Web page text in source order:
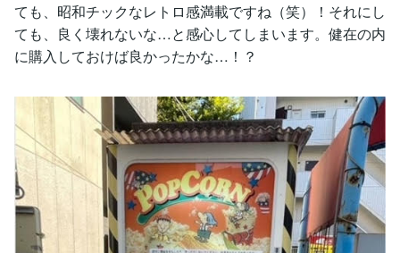
ても、昭和チックなレトロ感満載ですね（笑）！それにし
ても、良く壊れないな…と感心してしまいます。健在の内
に購入しておけば良かったかな…！？